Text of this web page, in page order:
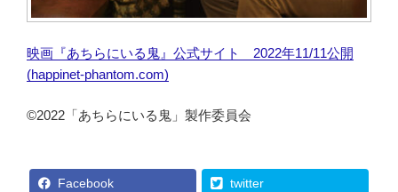
映画『あちらにいる鬼』公式サイト 2022年11/11公開
(happinet-phantom.com)
©2022「あちらにいる鬼」製作委員会
Facebook twitter